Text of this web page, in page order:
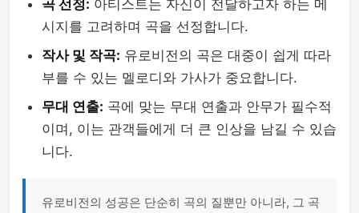
곡 선정: 아티스트는 자신이 전달하고자 하는 메
시지를 고려하며 곡을 선정합니다.
작사 및 작곡: 유로비전의 곡은 대중이 쉽게 따라
부를 수 있는 멜로디와 가사가 중요합니다.
무대 연출: 곡에 맞는 무대 연출과 안무가 필수적
이며, 이는 관객들에게 더 큰 인상을 남길 수 있습
니다.
유로비전의 성공은 단순히 곡의 질뿐만 아니라, 그 곡